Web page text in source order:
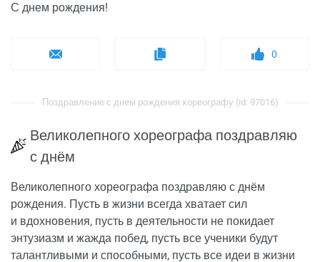
С днем рождения!
0
Поздравление с днем рождения хореографу (id: 97016)
Великолепного хореографа поздравляю
с днём
Великолепного хореографа поздравляю с днём
рождения. Пусть в жизни всегда хватает сил
и вдохновения, пусть в деятельности не покидает
энтузиазм и жажда побед, пусть все ученики будут
талантливыми и способными, пусть все идеи в жизни